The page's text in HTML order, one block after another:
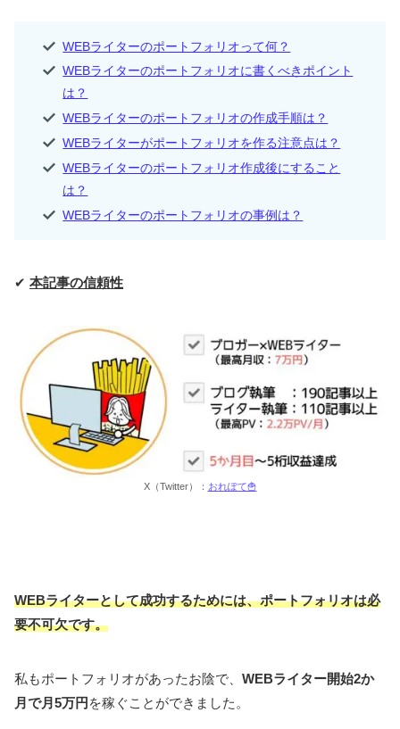
WEBライターのポートフォリオって何？
WEBライターのポートフォリオに書くべきポイント
は？
WEBライターのポートフォリオの作成手順は？
WEBライターがポートフォリオを作る注意点は？
WEBライターのポートフォリオ作成後にすること
は？
WEBライターのポートフォリオの事例は？
✔ 本記事の信頼性
X（Twitter）： おれぽて🍟
WEBライターとして成功するためには、ポートフォリオは必
要不可欠です。
私もポートフォリオがあったお陰で、 WEBライター開始2か
月で月5万円 を稼ぐことができました。